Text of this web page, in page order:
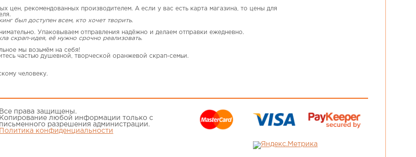
цен, рекомендованных производителем. А если у вас есть карта магазина, то цены для
был доступен всем, кто хочет творить.
Упаковываем отправления надёжно и делаем отправки ежедневно.
скрап-идея, её нужно срочно реализовать.
мы возьмём на себя!
частью душевной, творческой оранжевой скрап-семьи.
человеку.
Все права защищены.
Копирование любой информации только с
письменного разрешения администрации.
Политика конфиденциальности